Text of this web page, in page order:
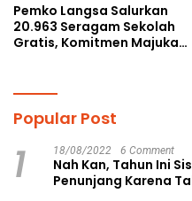
Pemko Langsa Salurkan
20.963 Seragam Sekolah
Gratis, Komitmen Majukan
Popular Post
1 18/08/2022 6 Comment
Nah Kan, Tahun Ini
Penunjang Karena